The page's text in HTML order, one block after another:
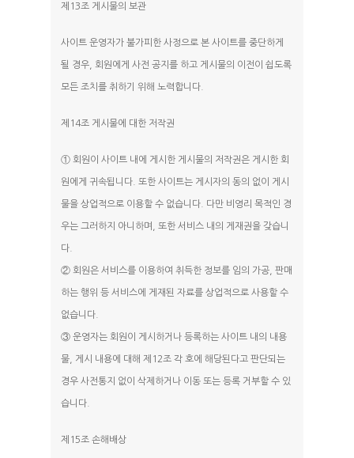
제13조 게시물의 보관
사이트 운영자가 불가피한 사정으로 본 사이트를 중단하게
될 경우, 회원에게 사전 공지를 하고 게시물의 이전이 쉽도록
모든 조치를 취하기 위해 노력합니다.
제14조 게시물에 대한 저작권
① 회원이 사이트 내에 게시한 게시물의 저작권은 게시한 회
원에게 귀속됩니다. 또한 사이트는 게시자의 동의 없이 게시
물을 상업적으로 이용할 수 없습니다. 다만 비영리 목적인 경
우는 그러하지 아니하며, 또한 서비스 내의 게재권을 갖습니
다.
② 회원은 서비스를 이용하여 취득한 정보를 임의 가공, 판매
하는 행위 등 서비스에 게재된 자료를 상업적으로 사용할 수
없습니다.
③ 운영자는 회원이 게시하거나 등록하는 사이트 내의 내용
물, 게시 내용에 대해 제12조 각 호에 해당된다고 판단되는
경우 사전통지 없이 삭제하거나 이동 또는 등록 거부할 수 있
습니다.
제15조 손해배상